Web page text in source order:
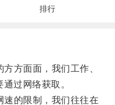
排行
方面面，我们工作、
过网络获取。
的限制，我们往往在